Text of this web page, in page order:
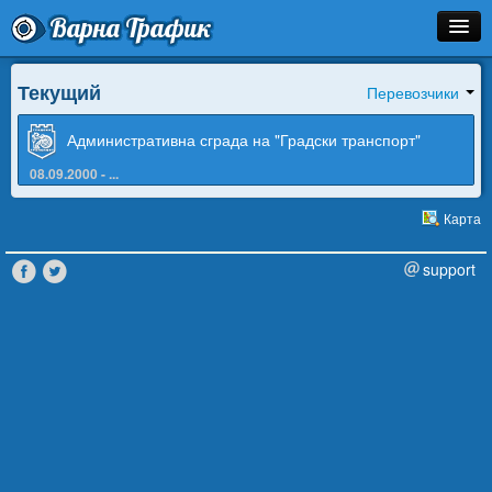
Варна Трафик
Маршрут
Расписание
Инфо
Перевозчики
Текущий
Административна сграда на "Градски транспорт"
08.09.2000 - ...
Работно време на администрацията
Карта
support